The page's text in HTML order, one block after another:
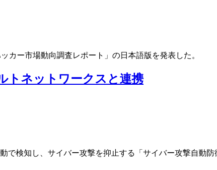
カー市場動向調査レポート」の日本語版を発表した。
トネットワークスと連携
で検知し、サイバー攻撃を抑止する「サイバー攻撃自動